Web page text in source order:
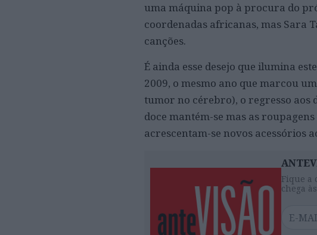
uma máquina pop à procura do
coordenadas africanas, mas Sara
canções.
É ainda esse desejo que ilumina este
2009, o mesmo ano que marcou
tumor no cérebro), o regresso aos
doce mantém-se mas as
acrescentam-se novos acessórios
Fique a
chega